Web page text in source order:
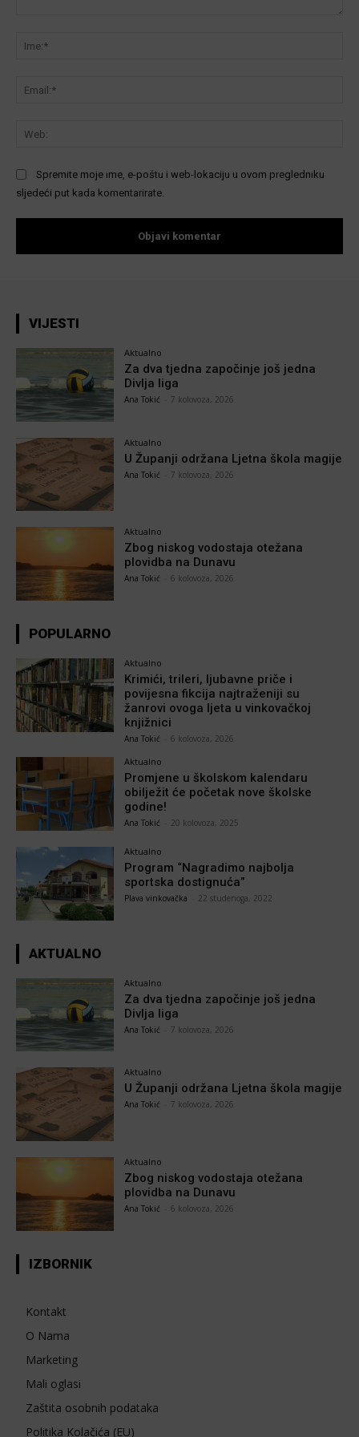
Spremite moje ime, e-poštu i web-lokaciju u ovom pregledniku
sljedeći put kada komentarirate.
VIJESTI
Aktualno
Za dva tjedna započinje još jedna
Divlja liga
Ana Tokić 7 kolovoza, 2026
Aktualno
U Županji održana Ljetna škola magije
Ana Tokić 7 kolovoza, 2026
Aktualno
Zbog niskog vodostaja otežana
plovidba na Dunavu
Ana Tokić 6 kolovoza, 2026
POPULARNO
Aktualno
Krimići, trileri, ljubavne priče i
povijesna fikcija najtraženiji su
žanrovi ovoga ljeta u vinkovačkoj
knjižnici
Ana Tokić 6 kolovoza, 2026
Aktualno
Promjene u školskom kalendaru
obilježit će početak nove školske
godine!
Ana Tokić 20 kolovoza, 2025
Aktualno
Program “Nagradimo najbolja
sportska dostignuća”
Plava vinkovačka 22 studenoga, 2022
AKTUALNO
Aktualno
Za dva tjedna započinje još jedna
Divlja liga
Ana Tokić 7 kolovoza, 2026
Aktualno
U Županji održana Ljetna škola magije
Ana Tokić 7 kolovoza, 2026
Aktualno
Zbog niskog vodostaja otežana
plovidba na Dunavu
Ana Tokić 6 kolovoza, 2026
IZBORNIK
Kontakt
O Nama
Marketing
Mali oglasi
Zaštita osobnih podataka
Politika Kolačića (EU)